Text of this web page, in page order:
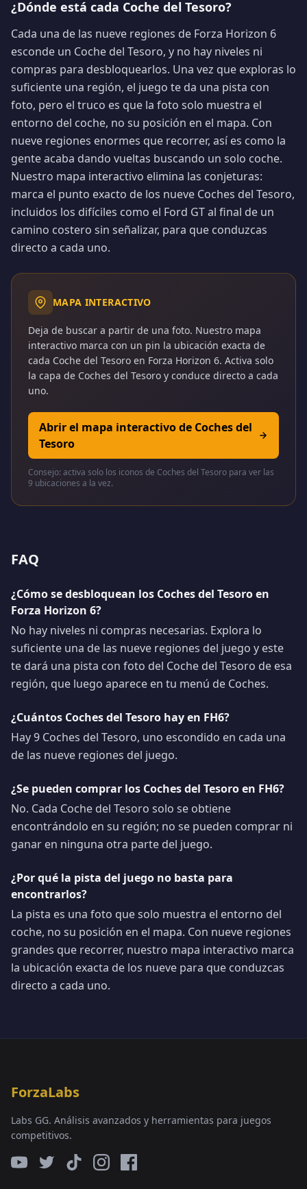
¿Dónde está cada Coche del Tesoro?
Cada una de las nueve regiones de Forza Horizon 6
esconde un Coche del Tesoro, y no hay niveles ni
compras para desbloquearlos. Una vez que exploras lo
suficiente una región, el juego te da una pista con
foto, pero el truco es que la foto solo muestra el
entorno del coche, no su posición en el mapa. Con
nueve regiones enormes que recorrer, así es como la
gente acaba dando vueltas buscando un solo coche.
Nuestro mapa interactivo elimina las conjeturas:
marca el punto exacto de los nueve Coches del Tesoro,
incluidos los difíciles como el Ford GT al final de un
camino costero sin señalizar, para que conduzcas
directo a cada uno.
MAPA INTERACTIVO
Deja de buscar a partir de una foto. Nuestro mapa
interactivo marca con un pin la ubicación exacta de
cada Coche del Tesoro en Forza Horizon 6. Activa solo
la capa de Coches del Tesoro y conduce directo a cada
uno.
Abrir el mapa interactivo de Coches del
Tesoro
Consejo: activa solo los iconos de Coches del Tesoro para ver las
9 ubicaciones a la vez.
FAQ
¿Cómo se desbloquean los Coches del Tesoro en
Forza Horizon 6?
No hay niveles ni compras necesarias. Explora lo
suficiente una de las nueve regiones del juego y este
te dará una pista con foto del Coche del Tesoro de esa
región, que luego aparece en tu menú de Coches.
¿Cuántos Coches del Tesoro hay en FH6?
Hay 9 Coches del Tesoro, uno escondido en cada una
de las nueve regiones del juego.
¿Se pueden comprar los Coches del Tesoro en FH6?
No. Cada Coche del Tesoro solo se obtiene
encontrándolo en su región; no se pueden comprar ni
ganar en ninguna otra parte del juego.
¿Por qué la pista del juego no basta para
encontrarlos?
La pista es una foto que solo muestra el entorno del
coche, no su posición en el mapa. Con nueve regiones
grandes que recorrer, nuestro mapa interactivo marca
la ubicación exacta de los nueve para que conduzcas
directo a cada uno.
ForzaLabs
Labs GG. Análisis avanzados y herramientas para juegos
competitivos.